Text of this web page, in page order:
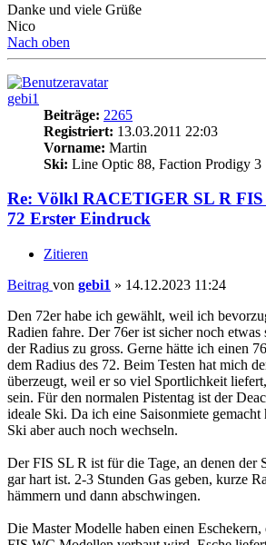
Danke und viele Grüße
Nico
Nach oben
gebi1
Beiträge: 2265
Registriert: 13.03.2011 22:03
Vorname: Martin
Ski: Line Optic 88, Faction Prodigy 3
Re: Völkl RACETIGER SL R FIS
72 Erster Eindruck
Zitieren
Beitrag von gebi1 » 14.12.2023 11:24
Den 72er habe ich gewählt, weil ich
Radien fahre. Der 76er ist sicher noch
der Radius zu gross. Gerne hätte ich einen
dem Radius des 72. Beim Testen hat mich
überzeugt, weil er so viel Sportlichkeit
sein. Für den normalen Pistentag ist der
ideale Ski. Da ich eine Saisonmiete gemacht
Ski aber auch noch wechseln.
Der FIS SL R ist für die Tage, an denen der
gar hart ist. 2-3 Stunden Gas geben, kurze
hämmern und dann abschwingen.
Die Master Modelle haben einen Eschekern,